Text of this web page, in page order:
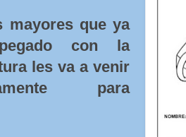
mayores que ya
con la
les va a venir
para